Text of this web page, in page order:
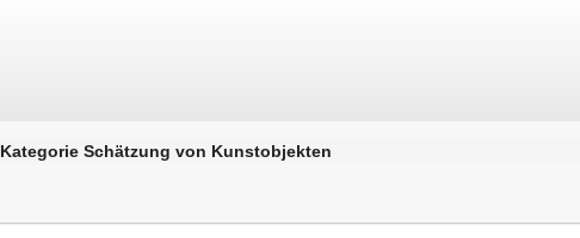
Kategorie Schätzung von Kunstobjekten